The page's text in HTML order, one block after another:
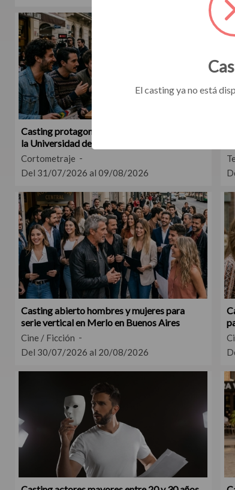
Casting protagonistas para cortometraje de
la Universidad del Cine en Buenos Aires
Cortometraje
Del 31/07/2026 al 09/08/2026
Casting abierto hombres y mujeres para
serie vertical en Merlo en Buenos Aires
Cine / Ficción
Del 30/07/2026 al 20/08/2026
El casting ya no está